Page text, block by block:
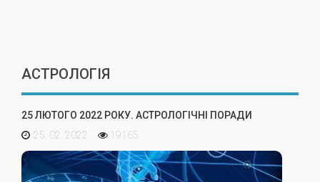
АСТРОЛОГІЯ
25 ЛЮТОГО 2022 РОКУ. АСТРОЛОГІЧНІ ПОРАДИ
25. 02. 2022
19165